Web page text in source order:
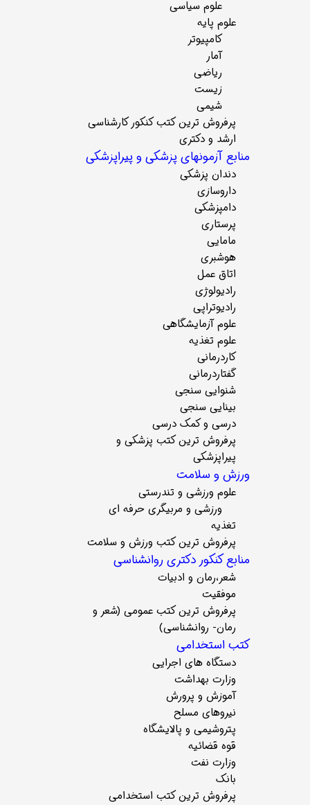
علوم سیاسی
علوم پایه
کامپیوتر
آمار
ریاضی
زیست
شیمی
پرفروش ترین کتب کنکور کارشناسی
ارشد و دکتری
منابع آزمونهای پزشکی و پیراپزشکی
دندان پزشکی
داروسازی
دامپزشکی
پرستاری
مامایی
هوشبری
اتاق عمل
رادیولوژی
رادیوتراپی
علوم آزمایشگاهی
علوم تغذیه
کاردرمانی
گفتاردرمانی
شنوایی سنجی
بینایی سنجی
درسی و کمک درسی
پرفروش ترین کتب پزشکی و
پیراپزشکی
ورزش و سلامت
علوم ورزشی و تندرستی
ورزشی و مربیگری حرفه ای
تغذیه
پرفروش ترین کتب ورزش و سلامت
منابع کنکور دکتری روانشناسی
شعر،رمان و ادبیات
موفقیت
پرفروش ترین کتب عمومی (شعر و
رمان- روانشناسی)
کتب استخدامی
دستگاه های اجرایی
وزارت بهداشت
آموزش و پرورش
نیروهای مسلح
پتروشیمی و پالایشگاه
قوه قضائیه
وزارت نفت
بانک
پرفروش ترین کتب استخدامی